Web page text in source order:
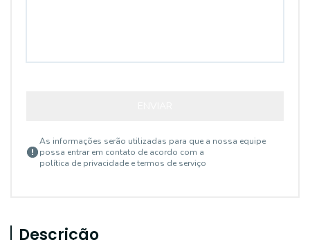
As informações serão utilizadas para que a nossa equipe
possa entrar em contato de acordo com a
política de privacidade e termos de serviço
Descrição